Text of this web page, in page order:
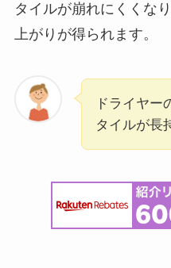
タイルが崩れにくくな
上がりが得られます。
ドライヤー
タイルが長